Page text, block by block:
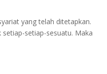
yang telah ditetapkan.
setiap-setiap-sesuatu. Maka